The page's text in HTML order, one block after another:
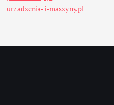
urzadzenia-i-maszyny.pl